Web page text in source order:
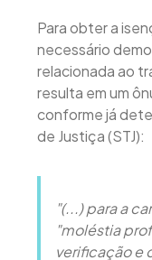
Para obter a
necessário
relacionada ao
resulta em um
conforme já
de Justiça (STJ):
"(...) para a
"moléstia
verificação e